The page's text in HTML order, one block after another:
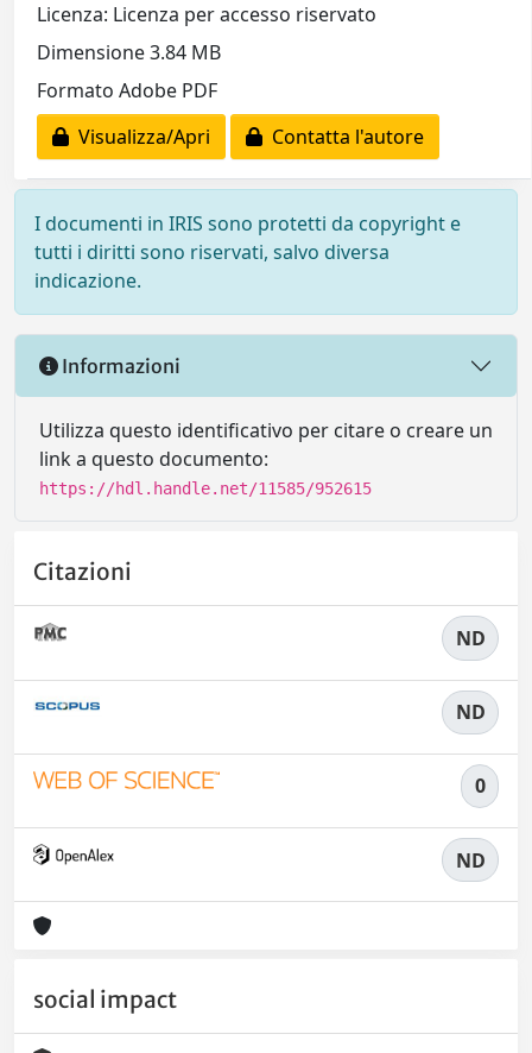
Licenza: Licenza per accesso riservato
Dimensione 3.84 MB
Formato Adobe PDF
Visualizza/Apri
Contatta l'autore
I documenti in IRIS sono protetti da copyright e
tutti i diritti sono riservati, salvo diversa
indicazione.
Informazioni
Utilizza questo identificativo per citare o creare un
link a questo documento:
https://hdl.handle.net/11585/952615
Citazioni
ND
ND
0
ND
social impact